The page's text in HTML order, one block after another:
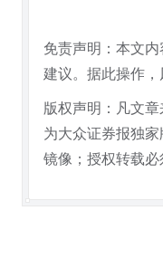
免责声明：本文
建议。据此操作，
版权声明：凡文
为大众证券报独
镜像；授权转载必